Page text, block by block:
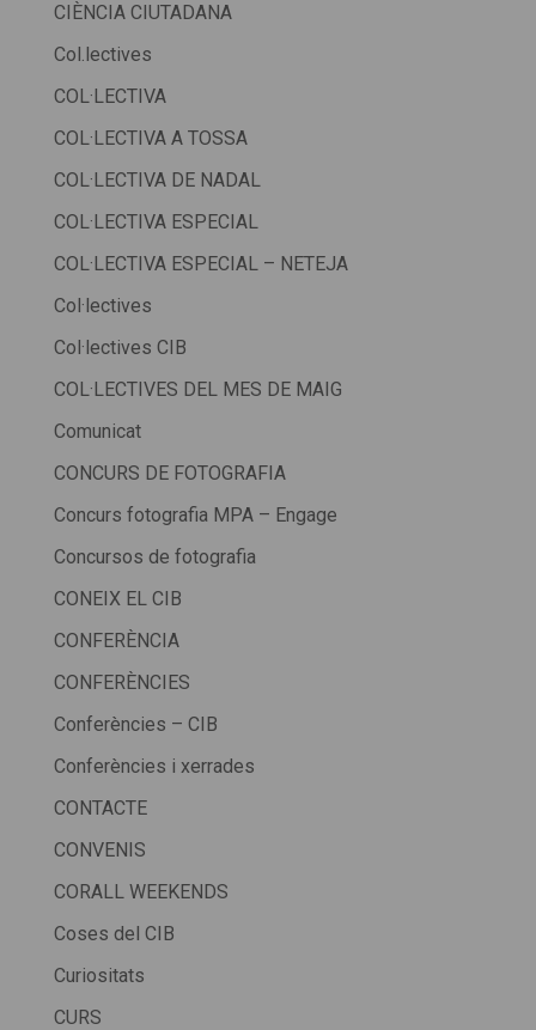
CIÈNCIA CIUTADANA
Col.lectives
COL·LECTIVA
COL·LECTIVA A TOSSA
COL·LECTIVA DE NADAL
COL·LECTIVA ESPECIAL
COL·LECTIVA ESPECIAL – NETEJA
Col·lectives
Col·lectives CIB
COL·LECTIVES DEL MES DE MAIG
Comunicat
CONCURS DE FOTOGRAFIA
Concurs fotografia MPA – Engage
Concursos de fotografia
CONEIX EL CIB
CONFERÈNCIA
CONFERÈNCIES
Conferències – CIB
Conferències i xerrades
CONTACTE
CONVENIS
CORALL WEEKENDS
Coses del CIB
Curiositats
CURS